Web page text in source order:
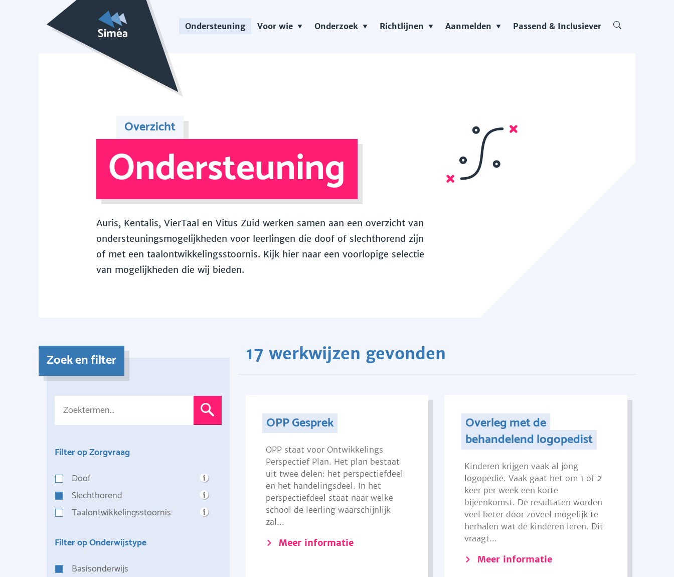
Ondersteuning Voor wie Onderzoek Richtlijnen Aanmelden Passend & Inclusiever
Overzicht
Ondersteuning
Auris, Kentalis, VierTaal en Vitus Zuid werken samen aan een overzicht van
ondersteuningsmogelijkheden voor leerlingen die doof of slechthorend zijn
of met een taalontwikkelingsstoornis. Kijk hier naar een voorlopige selectie
van mogelijkheden die wij bieden.
Zoek en filter
Filter op Zorgvraag
Doof
Slechthorend
Taalontwikkelingsstoornis
Filter op Onderwijstype
Basisonderwijs
17 werkwijzen gevonden
OPP Gesprek
OPP staat voor Ontwikkelings
Perspectief Plan. Het plan bestaat
uit twee delen: het perspectiefdeel
en het handelingsdeel. In het
perspectiefdeel staat naar welke
school de leerling waarschijnlijk
zal...
Meer informatie
Overleg met de
behandelend logopedist
Kinderen krijgen vaak al jong
logopedie. Vaak gaat het om 1 of 2
keer per week een korte
bijeenkomst. De resultaten worden
veel beter door zoveel mogelijk te
herhalen wat de kinderen leren. Dit
vraagt...
Meer informatie